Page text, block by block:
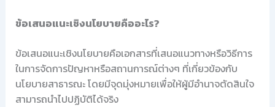
ข้อเสนอแนะเชิงนโยบายคืออะไร?
ข้อเสนอแนะเชิงนโยบายคือเอกสารที่เสนอแนวทางหรือวิธีการ
ในการจัดการปัญหาหรือสถานการณ์ต่างๆ ที่เกี่ยวข้องกับ
นโยบายสาธารณะ โดยมีจุดมุ่งหมายเพื่อให้ผู้มีอำนาจตัดสินใจ
สามารถนำไปปฏิบัติได้จริง